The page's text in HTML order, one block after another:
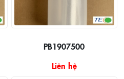
PB1907500
Liên hệ